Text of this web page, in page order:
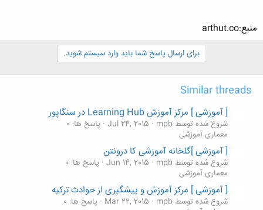
منبع:arthut.co
برای ارسال پاسخ شما باید وارد سیستم شوید.
Similar threads
[ آموزشی ] مرکز آموزش Learning Hub در سنگاپور
شروع شده توسط mpb Jul 24, 2015 پاسخ ها: 0
معماری آموزشی
[ آموزشی ]گلخانه آموزشی کا درونتن
شروع شده توسط mpb Jun 14, 2015 پاسخ ها: 0
معماری آموزشی
[ آموزشی ] مرکز آموزش و پیشگیری از حوادث ترکیه
شروع شده توسط mpb Mar 22, 2015
پاسخ ها: 0